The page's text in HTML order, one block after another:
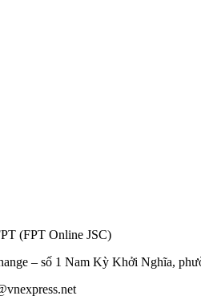
(FPT Online JSC)
– số 1 Nam Kỳ Khởi Nghĩa,